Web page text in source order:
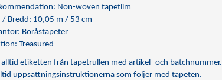
Non-woven tapetlim
/ Bredd: 10,05 m / 53 cm
Boråstapeter
Treasured
alltid etiketten från tapetrullen med artikel- och batchnummer.
uppsättningsinstruktionerna som följer med tapeten.